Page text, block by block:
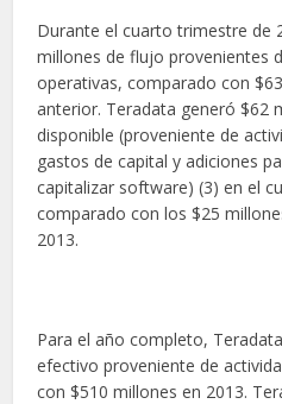
Durante el cuarto trimestre de
millones de flujo provenientes
operativas, comparado con
anterior. Teradata generó $62
disponible (proveniente de
gastos de capital y adiciones
capitalizar software) (3) en el
comparado con los $25
2013.
Para el año completo,
efectivo proveniente de
con $510 millones en 2013.